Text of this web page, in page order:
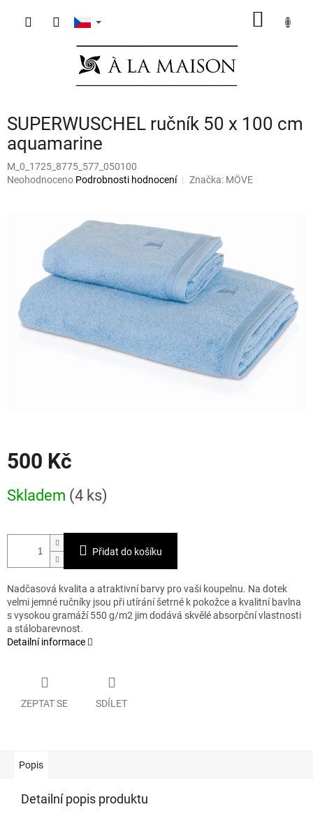
SUPERWUSCHEL ručník 50 x 100 cm
aquamarine
M_0_1725_8775_577_050100
Průměrné
hvězdiček.
Neohodnoceno Podrobnosti hodnocení Značka: MÖVE
500 Kč
cena:
Skladem (4 ks)
Přidat do košíku
Nadčasová kvalita a atraktivní barvy pro vaši koupelnu. Na dotek
velmi jemné ručníky jsou při utírání šetrné k pokožce a kvalitní bavlna
s vysokou gramáží 550 g/m2 jim dodává skvělé absorpční vlastnosti
a stálobarevnost.
Detailní informace
ZEPTAT SE SDÍLET
Popis
Detailní popis produktu